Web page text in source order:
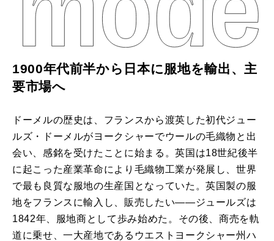
1900年代前半から日本に服地を輸出、主
要市場へ
ドーメルの歴史は、フランスから渡英した初代ジュー
ルズ・ドーメルがヨークシャーでウールの毛織物と出
会い、感銘を受けたことに始まる。英国は18世紀後半
に起こった産業革命により毛織物工業が発展し、世界
で最も良質な服地の生産国となっていた。英国製の服
地をフランスに輸入し、販売したい――ジュールズは
1842年、服地商として歩み始めた。その後、商売を軌
道に乗せ、一大産地であるウエストヨークシャー州ハ